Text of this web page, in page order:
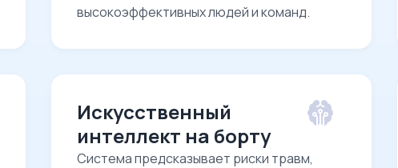
высокоэффективных людей и команд.
Искусственный
интеллект на борту
Система предсказывает риски травм,